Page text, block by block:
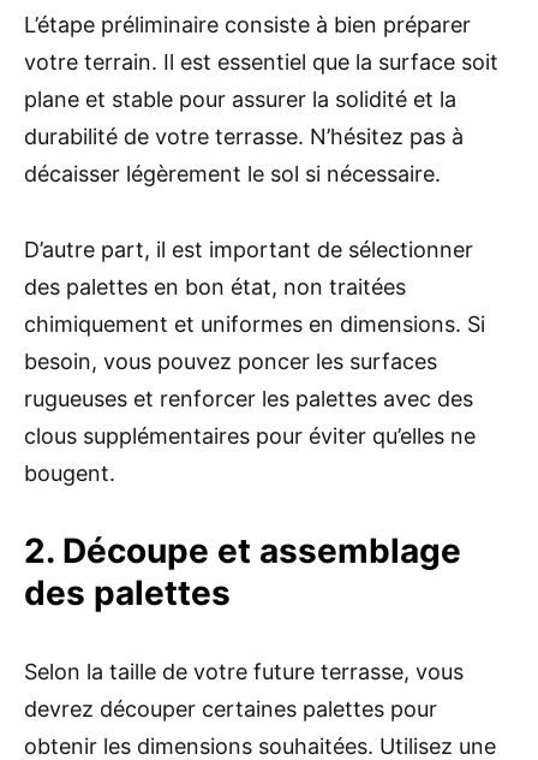
L’étape préliminaire consiste à bien préparer
votre terrain. Il est essentiel que la surface soit
plane et stable pour assurer la solidité et la
durabilité de votre terrasse. N’hésitez pas à
décaisser légèrement le sol si nécessaire.
D’autre part, il est important de sélectionner
des palettes en bon état, non traitées
chimiquement et uniformes en dimensions. Si
besoin, vous pouvez poncer les surfaces
rugueuses et renforcer les palettes avec des
clous supplémentaires pour éviter qu’elles ne
bougent.
2. Découpe et assemblage
des palettes
Selon la taille de votre future terrasse, vous
devrez découper certaines palettes pour
obtenir les dimensions souhaitées. Utilisez une